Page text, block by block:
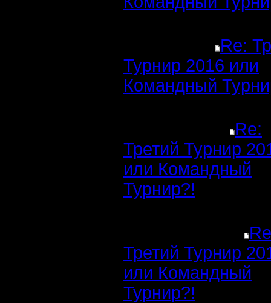
Re:
Турнир 2016 или
Командный
Re:
Третий Турнир
или Командный
Турнир?!
Третий Турнир
или Командный
Турнир?!